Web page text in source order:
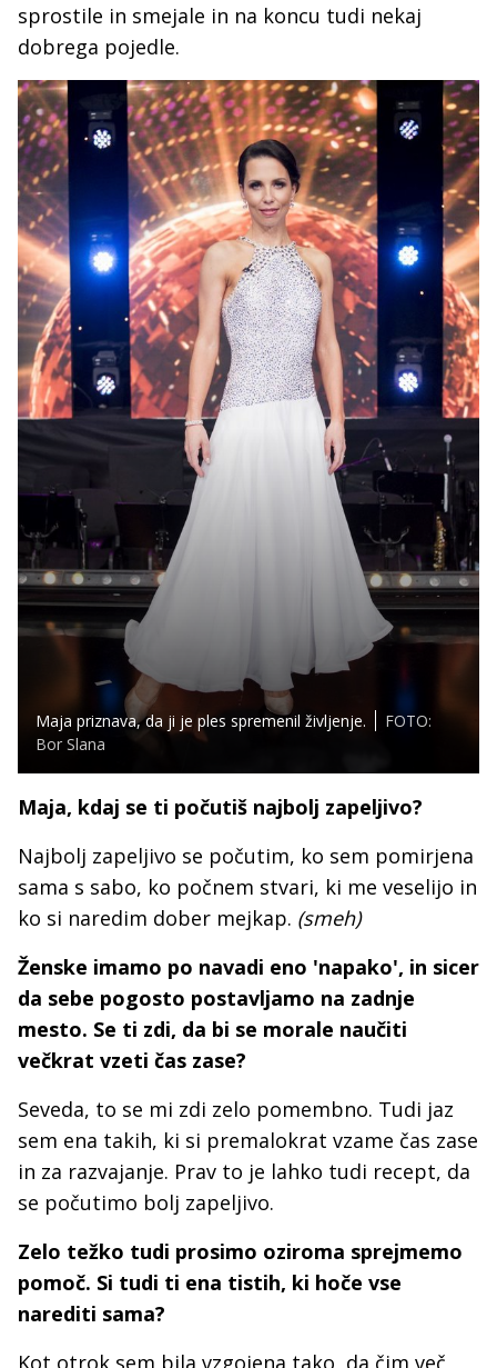
sprostile in smejale in na koncu tudi nekaj
dobrega pojedle.
Maja priznava, da ji je ples spremenil življenje.
FOTO:
Bor Slana
Maja, kdaj se ti počutiš najbolj zapeljivo?
Najbolj zapeljivo se počutim, ko sem pomirjena
sama s sabo, ko počnem stvari, ki me veselijo in
ko si naredim dober mejkap. (smeh)
Ženske imamo po navadi eno 'napako', in sicer
da sebe pogosto postavljamo na zadnje
mesto. Se ti zdi, da bi se morale naučiti
večkrat vzeti čas zase?
Seveda, to se mi zdi zelo pomembno. Tudi jaz
sem ena takih, ki si premalokrat vzame čas zase
in za razvajanje. Prav to je lahko tudi recept, da
se počutimo bolj zapeljivo.
Zelo težko tudi prosimo oziroma sprejmemo
pomoč. Si tudi ti ena tistih, ki hoče vse
narediti sama?
Kot otrok sem bila vzgojena tako, da čim več